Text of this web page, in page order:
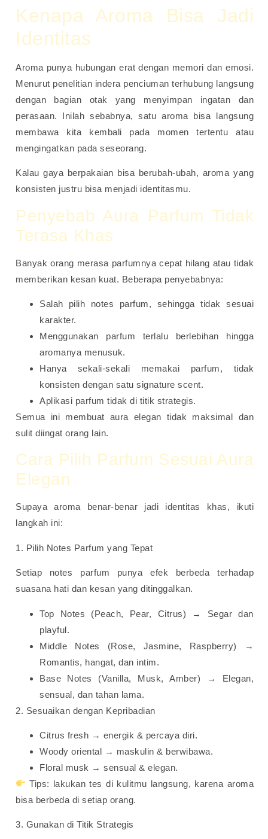
Kenapa Aroma Bisa Jadi
Identitas
Aroma punya hubungan erat dengan memori dan emosi.
Menurut penelitian indera penciuman terhubung langsung
dengan bagian otak yang menyimpan ingatan dan
perasaan. Inilah sebabnya, satu aroma bisa langsung
membawa kita kembali pada momen tertentu atau
mengingatkan pada seseorang.
Kalau gaya berpakaian bisa berubah-ubah, aroma yang
konsisten justru bisa menjadi identitasmu.
Penyebab Aura Parfum Tidak
Terasa Khas
Banyak orang merasa parfumnya cepat hilang atau tidak
memberikan kesan kuat. Beberapa penyebabnya:
Salah pilih notes parfum, sehingga tidak sesuai
karakter.
Menggunakan parfum terlalu berlebihan hingga
aromanya menusuk.
Hanya sekali-sekali memakai parfum, tidak
konsisten dengan satu signature scent.
Aplikasi parfum tidak di titik strategis.
Semua ini membuat aura elegan tidak maksimal dan
sulit diingat orang lain.
Cara Pilih Parfum Sesuai Aura
Elegan
Supaya aroma benar-benar jadi identitas khas, ikuti
langkah ini:
1. Pilih Notes Parfum yang Tepat
Setiap notes parfum punya efek berbeda terhadap
suasana hati dan kesan yang ditinggalkan.
Top Notes (Peach, Pear, Citrus) → Segar dan
playful.
Middle Notes (Rose, Jasmine, Raspberry) →
Romantis, hangat, dan intim.
Base Notes (Vanilla, Musk, Amber) → Elegan,
sensual, dan tahan lama.
2. Sesuaikan dengan Kepribadian
Citrus fresh → energik & percaya diri.
Woody oriental → maskulin & berwibawa.
Floral musk → sensual & elegan.
Tips: lakukan tes di kulitmu langsung, karena aroma
bisa berbeda di setiap orang.
3. Gunakan di Titik Strategis